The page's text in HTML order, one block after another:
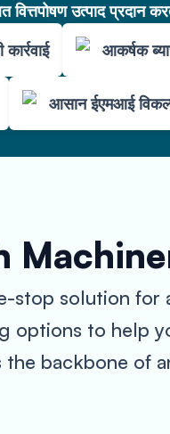
उत्पाद प्रदान
आकर्षक
आसान ईएमआई
stop solution
options to help
backbone of